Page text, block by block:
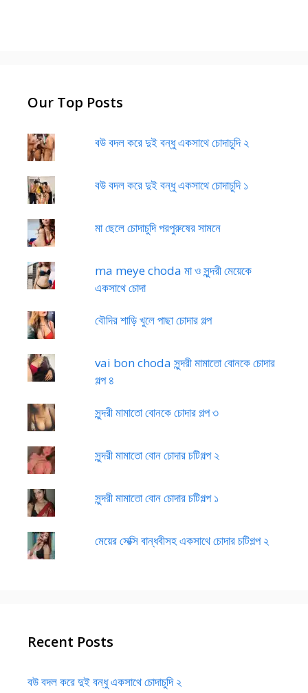
Our Top Posts
বউ বদল করে দুই বন্ধু একসাথে চোদাচুদি ২
বউ বদল করে দুই বন্ধু একসাথে চোদাচুদি ১
মা ছেলে চোদাচুদি পরপুরুষের সামনে
ma meye choda মা ও সুন্দরী মেয়েকে
একসাথে চোদা
বৌদির শাড়ি খুলে পাছা চোদার গল্প
vai bon choda সুন্দরী মামাতো বোনকে চোদার
গল্প ৪
সুন্দরী মামাতো বোনকে চোদার গল্প ৩
সুন্দরী মামাতো বোন চোদার চটিগল্প ২
সুন্দরী মামাতো বোন চোদার চটিগল্প ১
মেয়ের সেক্সি বান্ধবীসহ একসাথে চোদার চটিগল্প ২
Recent Posts
বউ বদল করে দুই বন্ধু একসাথে চোদাচুদি ২